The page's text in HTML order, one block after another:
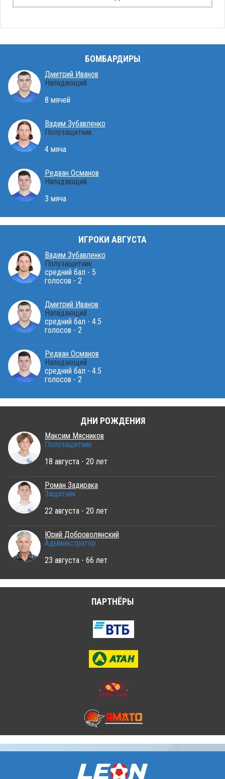
БОМБАРДИРЫ
Дмитрий Иванов
Нападающий
8 мячей
Вадим Зубавленко
Полузащитник
4 мяча
Редван Османов
Нападающий
3 мяча
ИГРОКИ АВГУСТА
Вадим Зубавленко
Полузащитник
средний бал - 5
голосов - 2
Дмитрий Иванов
Нападающий
средний бал - 4.5
голосов - 2
Редван Османов
Нападающий
средний бал - 4.5
голосов - 2
ДНИ РОЖДЕНИЯ
Максим Мясников
Полузащитник
18 августа - 20 лет
Роман Задирака
Защитник
22 августа - 20 лет
Юрий Доброволянский
Администратор
23 августа - 66 лет
ПАРТНЁРЫ